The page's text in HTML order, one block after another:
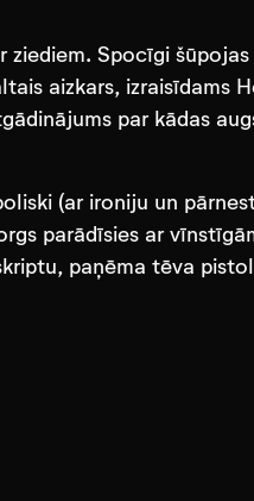
Spocīgi
aizkars, izraisīdams
par kādas
(ar ironiju un
parādīsies ar
paņēma tēva